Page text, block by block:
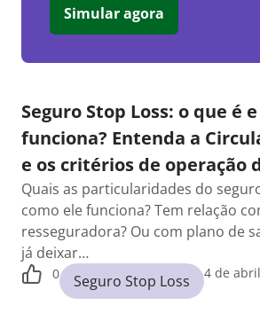
Simular agora
Seguro Stop Loss: o que é
funciona? Entenda a
e os critérios de operação
Quais as particularidades do
como ele funciona? Tem relação
resseguradora? Ou com plano de
já deixar…
0 Seguro Stop Loss 4 de